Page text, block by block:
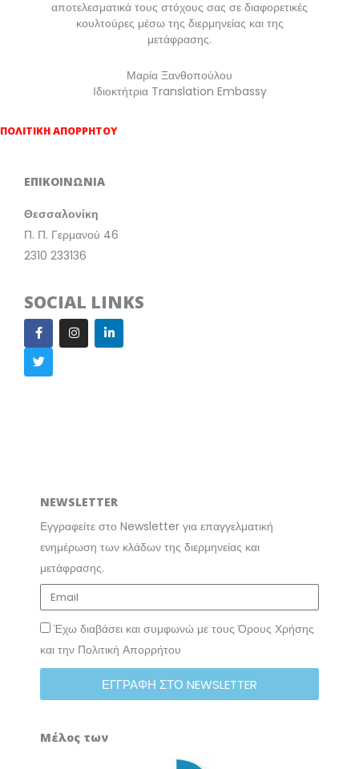
αποτελεσματικά τους στόχους σας σε διαφορετικές
κουλτούρες μέσω της διερμηνείας και της
μετάφρασης.
Μαρία Ξανθοπούλου
Ιδιοκτήτρια Translation Embassy
ΠΟΛΙΤΙΚΗ ΑΠΟΡΡΗΤΟΥ
ΕΠΙΚΟΙΝΩΝΙΑ
Θεσσαλονίκη
Π. Π. Γερμανού 46
2310 233136
SOCIAL LINKS
F
a
c
e
b
I
n
s
L
i
n
T
w
i
t
t
NEWSLETTER
Εγγραφείτε στο Newsletter για επαγγελματική
ενημέρωση των κλάδων της διερμηνείας και
μετάφρασης.
Έχω διαβάσει και συμφωνώ με τους Όρους Χρήσης
και την Πολιτική Απορρήτου
ΕΓΓΡΑΦΗ ΣΤΟ NEWSLETTER
Μέλος των